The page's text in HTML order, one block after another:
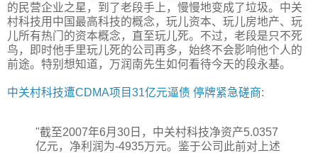
的民营企业之星，到了老段手上，慢慢地变成了垃圾。中关
村科技用中国最高科技的概念，玩儿资本、玩儿房地产、玩
儿所有热门的资本概念，直至玩儿死。不过，老段是只不死
鸟，即时他手里玩儿死的公司再多，始终不会影响他个人的
前途。特别想知道，万润南先生如何看待今天的段永基。
中关村科技遭CDMA项目31亿元逼债 停牌紧急磋商:
"截至2007年6月30日，中关村科技净资产5.0357
亿元，净利润为-4935万元。鉴于公司此前对上述